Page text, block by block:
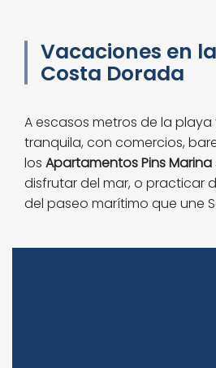
Vacaciones en la
Costa Dorada
A escasos metros de la
tranquila, con comercios,
los Apartamentos Pins Marina
disfrutar del mar, o practicar
del paseo marítimo que une